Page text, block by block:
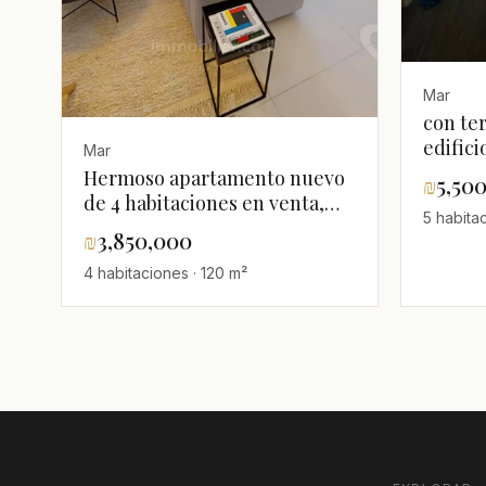
Mar
Hermoso apartamento nuevo
de 4 habitaciones en venta,
Maar, Ashdod
₪3,850,000
4 habitaciones · 120 m²
Mar
con
del
₪
5